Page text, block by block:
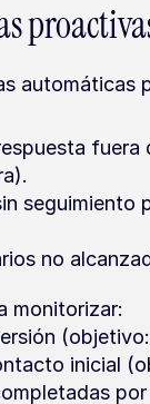
automáticas
fuera
seguimiento
no
monitorizar:
inicial
por